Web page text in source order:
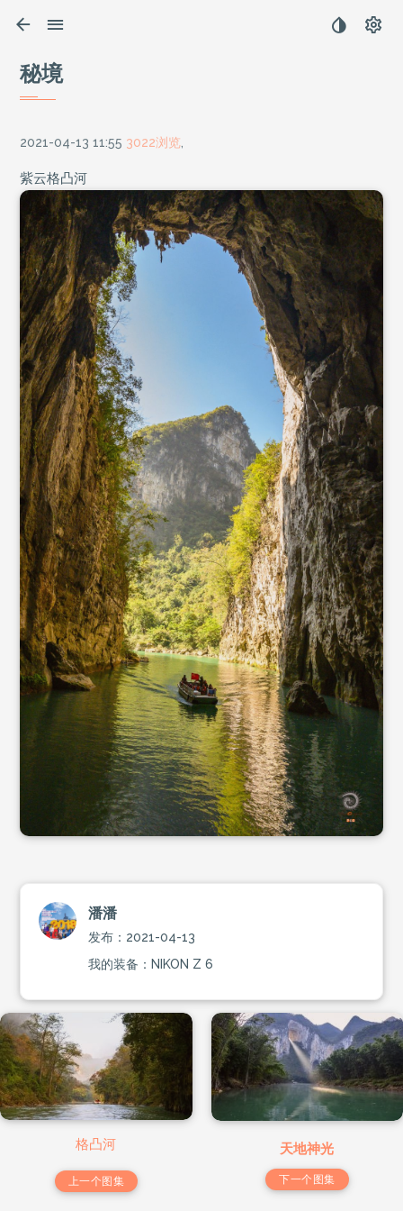
秘境
2021-04-13 11:55 3022浏览
紫云格凸河
潘潘
发布：2021-04-13
我的装备：NIKON Z 6
格凸河
上一个图集
天地神光
下一个图集